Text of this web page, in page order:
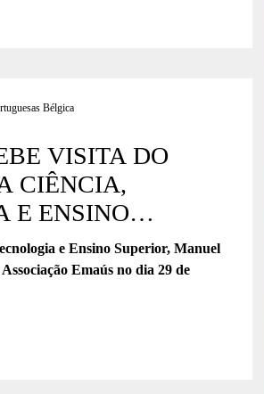
VISITA DO
CIÊNCIA,
E ENSINO
e Ensino Superior, Manuel
Emaús no dia 29 de
Bélgica